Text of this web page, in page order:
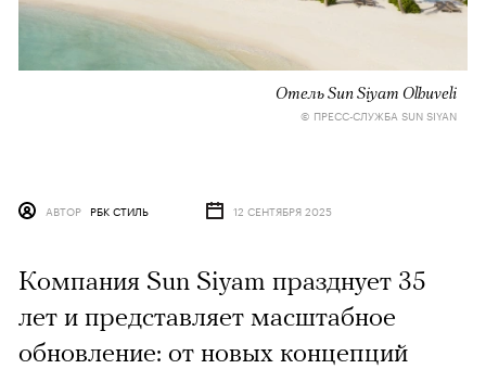
Отель Sun Siyam Olhuveli
© ПРЕСС-СЛУЖБА SUN SIYAN
АВТОР РБК СТИЛЬ 12 СЕНТЯБРЯ 2025
Компания Sun Siyam празднует 35
лет и представляет масштабное
обновление: от новых концепций